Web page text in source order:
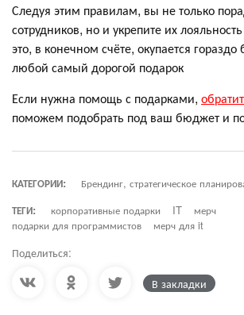
Следуя этим правилам, вы не только
сотрудников, но и укрепите их
это, в конечном счёте, окупается
любой самый дорогой подарок
Если нужна помощь с подарками,
поможем подобрать под ваш бюджет и
КАТЕГОРИИ:
Брендинг, стратегическое
ТЕГИ:
корпоративные подарки IT
мерч
подарки для программистов
мерч для it
Поделиться:
В закладки